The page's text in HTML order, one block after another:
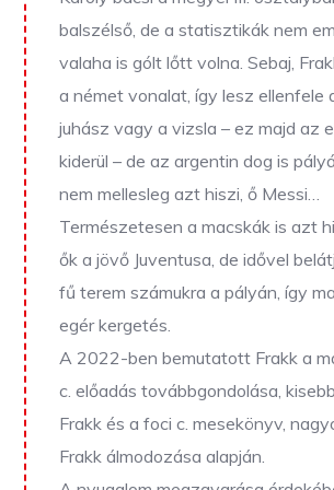
balszélső, de a statisztikák nem
valaha is gólt lőtt volna. Sebaj,
a német vonalat, így lesz ellenfele
juhász vagy a vizsla – ez majd az
kiderül – de az argentin dog is
nem mellesleg azt hiszi, ő Messi…
Természetesen a macskák is azt
ők a jövő Juventusa, de idővel
fű terem számukra a pályán, így
egér kergetés.
A 2022-ben bemutatott Frakk a
c. előadás továbbgondolása,
Frakk és a foci c. mesekönyv,
Frakk álmodozása alapján.